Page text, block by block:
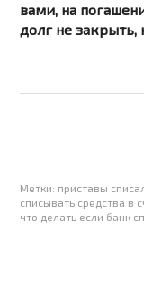
вами, на
долг не закрыть,
Метки: приставы
списывать средства в
что делать если банк